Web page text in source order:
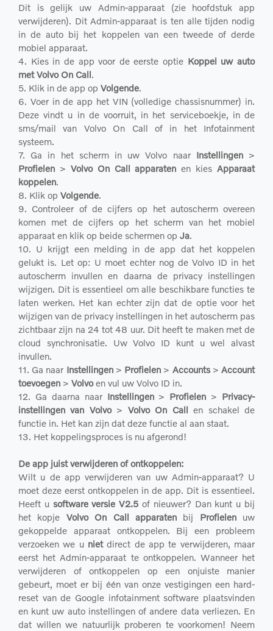
Dit is gelijk uw Admin-apparaat (zie hoofdstuk app
verwijderen). Dit Admin-apparaat is ten alle tijden nodig
in de auto bij het koppelen van een tweede of derde
mobiel apparaat.
4. Kies in de app voor de eerste optie Koppel uw auto
met Volvo On Call.
5. Klik in de app op Volgende.
6. Voer in de app het VIN (volledige chassisnummer) in.
Deze vindt u in de voorruit, in het serviceboekje, in de
sms/mail van Volvo On Call of in het Infotainment
systeem.
7. Ga in het scherm in uw Volvo naar Instellingen >
Profielen > Volvo On Call apparaten en kies Apparaat
koppelen.
8. Klik op Volgende.
9. Controleer of de cijfers op het autoscherm overeen
komen met de cijfers op het scherm van het mobiel
apparaat en klik op beide schermen op Ja.
10. U krijgt een melding in de app dat het koppelen
gelukt is. Let op: U moet echter nog de Volvo ID in het
autoscherm invullen en daarna de privacy instellingen
wijzigen. Dit is essentieel om alle beschikbare functies te
laten werken. Het kan echter zijn dat de optie voor het
wijzigen van de privacy instellingen in het autoscherm pas
zichtbaar zijn na 24 tot 48 uur. Dit heeft te maken met de
cloud synchronisatie. Uw Volvo ID kunt u wel alvast
invullen.
11. Ga naar Instellingen> Profielen > Accounts>Account
toevoegen > Volvoen vul uw Volvo ID in.
12. Ga daarna naar Instellingen> Profielen > Privacy-
instellingen van Volvo> Volvo On Call en schakel de
functie in. Het kan zijn dat deze functie al aan staat.
13. Het koppelingsproces is nu afgerond!
De app juist verwijderen of ontkoppelen:
Wilt u de app verwijderen van uw Admin-apparaat? U
moet deze eerst ontkoppelen in de app. Dit is essentieel.
Heeft u software versie V2.5 of nieuwer? Dan kunt u bij
het kopje Volvo On Call apparatenbij Profielenuw
gekoppelde apparaat ontkoppelen. Bij een probleem
verzoeken we u nietdirect de app te verwijderen, maar
eerst het Admin-apparaat te ontkoppelen. Wanneer het
verwijderen of ontkoppelen op een onjuiste manier
gebeurt, moet er bij één van onze vestigingen een hard-
reset van de Google infotainment software plaatsvinden
en kunt uw auto instellingen of andere data verliezen. En
dat willen we natuurlijk proberen te voorkomen! Neem